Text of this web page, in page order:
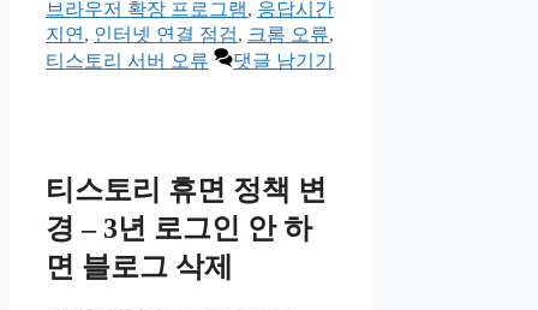
리
브라우저 확장 프로그램, 응답시간
지연, 인터넷 연결 점검, 크롬 오류,
티스토리 서버 오류
댓글 남기기
티스토리 휴면 정책 변
경 – 3년 로그인 안 하
면 블로그 삭제